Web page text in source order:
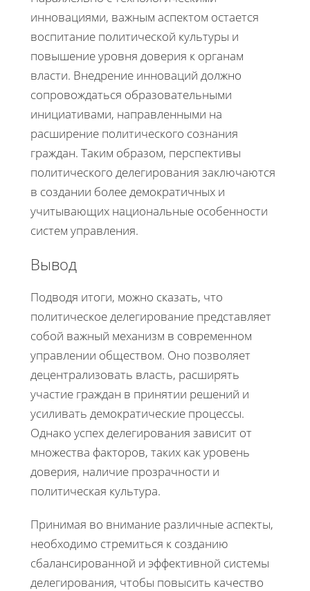
инновациями, важным аспектом остается
воспитание политической культуры и
повышение уровня доверия к органам
власти. Внедрение инноваций должно
сопровождаться образовательными
инициативами, направленными на
расширение политического сознания
граждан. Таким образом, перспективы
политического делегирования заключаются
в создании более демократичных и
учитывающих национальные особенности
систем управления.
Вывод
Подводя итоги, можно сказать, что
политическое делегирование представляет
собой важный механизм в современном
управлении обществом. Оно позволяет
децентрализовать власть, расширять
участие граждан в принятии решений и
усиливать демократические процессы.
Однако успех делегирования зависит от
множества факторов, таких как уровень
доверия, наличие прозрачности и
политическая культура.
Принимая во внимание различные аспекты,
необходимо стремиться к созданию
сбалансированной и эффективной системы
делегирования, чтобы повысить качество